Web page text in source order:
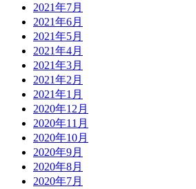
2021年7月
2021年6月
2021年5月
2021年4月
2021年3月
2021年2月
2021年1月
2020年12月
2020年11月
2020年10月
2020年9月
2020年8月
2020年7月